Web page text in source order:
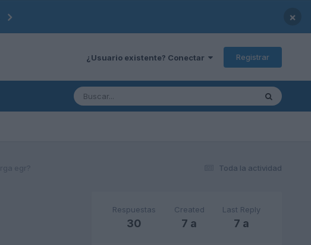
×
¿Usuario existente? Conectar Registrar
Toda la actividad
Respuestas
30
Created
7 a
Last Reply
7 a